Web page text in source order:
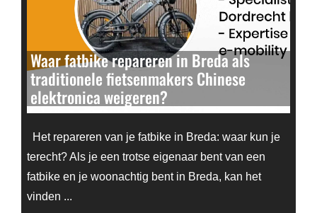
Waar fatbike repareren in Breda als
traditionele fietsenmakers Chinese
elektronica weigeren?
Het repareren van je fatbike in Breda: waar kun je
terecht? Als je een trotse eigenaar bent van een
fatbike en je woonachtig bent in Breda, kan het
vinden ...